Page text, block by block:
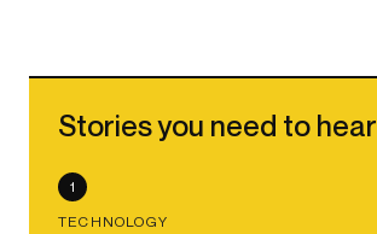
Stories you need to hear
1
TECHNOLOGY